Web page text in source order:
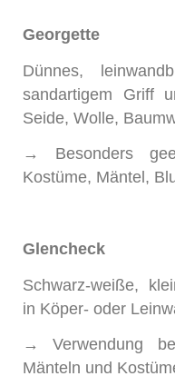
Georgette
Dünnes,
sandartigem Griff
Seide, Wolle,
→ Besonders
Kostüme, Mäntel,
Glencheck
Schwarz-weiße,
in Köper- oder
→ Verwendung
Mänteln und